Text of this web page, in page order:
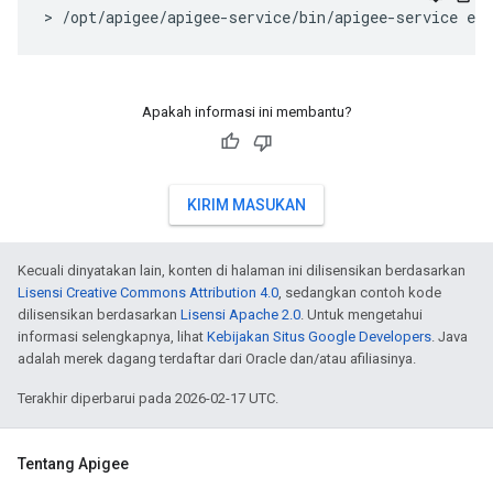
> /opt/apigee/apigee-service/bin/apigee-service
Apakah informasi ini membantu?
KIRIM MASUKAN
Kecuali dinyatakan lain, konten di halaman ini dilisensikan berdasarkan
Lisensi Creative Commons Attribution 4.0, sedangkan contoh kode
dilisensikan berdasarkan Lisensi Apache 2.0. Untuk mengetahui
informasi selengkapnya, lihat Kebijakan Situs Google Developers. Java
adalah merek dagang terdaftar dari Oracle dan/atau afiliasinya.
Terakhir diperbarui pada 2026-02-17 UTC.
Tentang Apigee